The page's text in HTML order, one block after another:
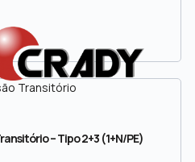
– Tipo 2+3 (1+N/PE)